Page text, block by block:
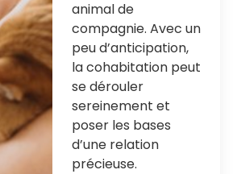
animal de
compagnie. Avec un
peu d’anticipation,
la cohabitation peut
se dérouler
sereinement et
poser les bases
d’une relation
précieuse.